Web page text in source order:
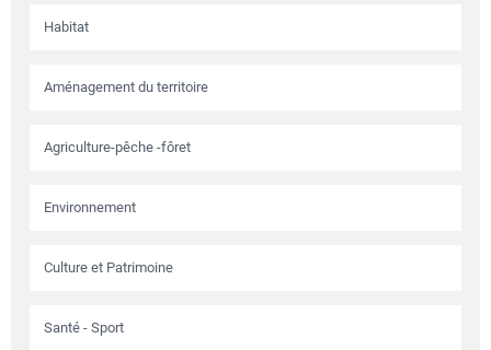
Habitat
Aménagement du territoire
Agriculture-pêche -fôret
Environnement
Culture et Patrimoine
Santé - Sport